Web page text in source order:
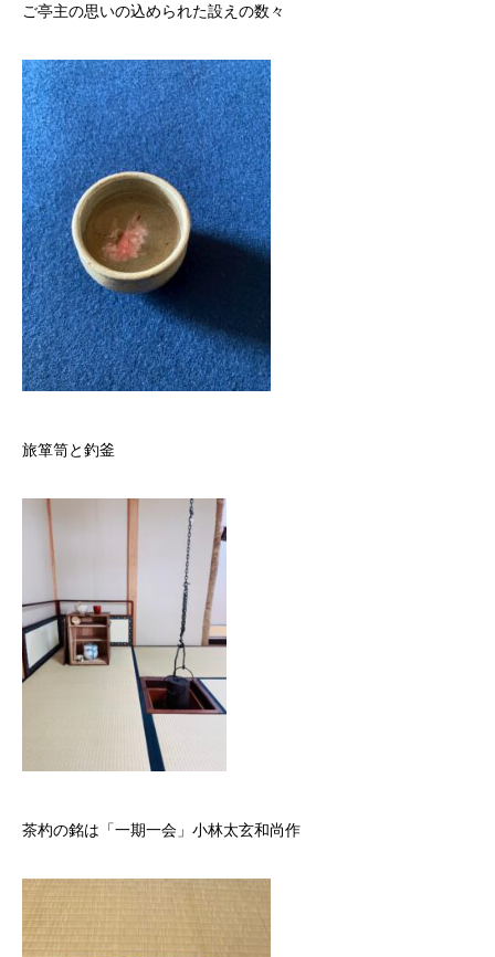
ご亭主の思いの込められた設えの数々
旅箪笥と釣釜
茶杓の銘は「一期一会」小林太玄和尚作